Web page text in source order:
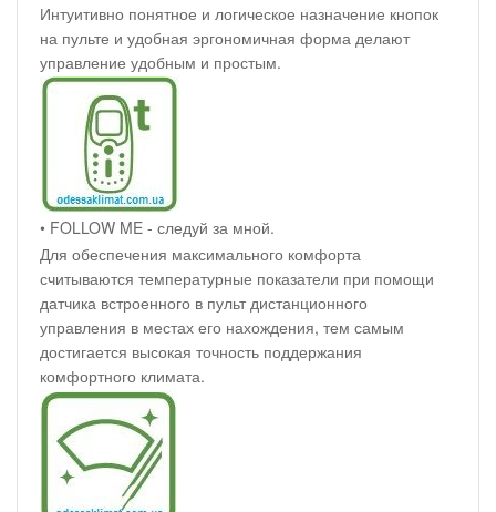
Интуитивно понятное и логическое назначение кнопок
на пульте и удобная эргономичная форма делают
управление удобным и простым.
• FOLLOW ME - следуй за мной.
Для обеспечения максимального комфорта
считываются температурные показатели при помощи
датчика встроенного в пульт дистанционного
управления в местах его нахождения, тем самым
достигается высокая точность поддержания
комфортного климата.